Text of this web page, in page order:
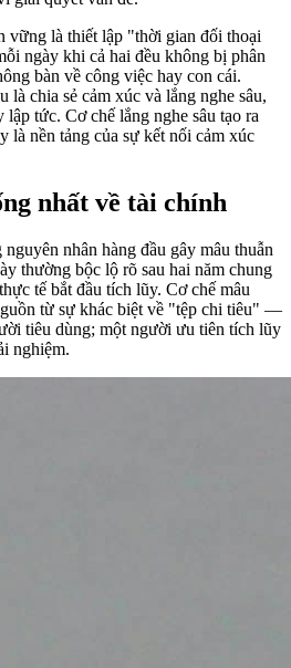
vững là thiết lập "thời gian đối thoại
ngày khi cả hai đều không bị phân
bàn về công việc hay con cái.
là chia sẻ cảm xúc và lắng nghe sâu,
tức. Cơ chế lắng nghe sâu tạo ra
là nền tảng của sự kết nối cảm xúc
nhất về tài chính
nhân hàng đầu gây mâu thuẫn
thường bộc lộ rõ sau hai năm chung
tế bắt đầu tích lũy. Cơ chế mâu
từ sự khác biệt về "tệp chi tiêu" —
tiêu dùng; một người ưu tiên tích lũy
nghiệm.